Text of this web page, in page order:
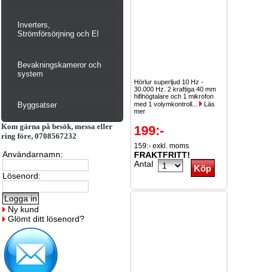
Inverters,
Strömförsörjning och El
Bevakningskameror och
system
Byggsatser
Kom gärna på besök, messa eller
ring före, 0708567232
Användarnamn:
Lösenord:
Ny kund
Glömt ditt lösenord?
Hörlur superljud 10 Hz -
30.000 Hz. 2 kraftiga 40 mm
hifihögtalare och 1 mikrofon
med 1 volymkontroll...
Läs
mer
199:-
159:- exkl. moms
FRAKTFRITT!
Antal